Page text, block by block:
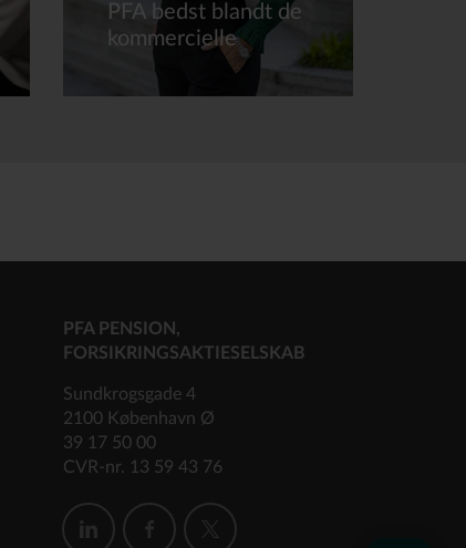
PFA bedst blandt de
kommercielle
PFA PENSION,
FORSIKRINGSAKTIESELSKAB
Sundkrogsgade 4
2100 København Ø
39 17 50 00
CVR-nr. 13 59 43 76